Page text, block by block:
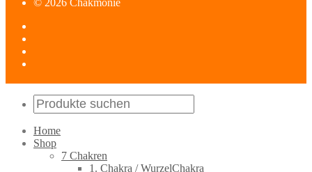
Home
Shop
7 Chakren
1. Chakra / WurzelChakra